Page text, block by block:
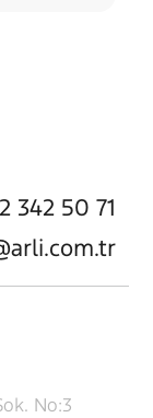
342 50 71
No:3